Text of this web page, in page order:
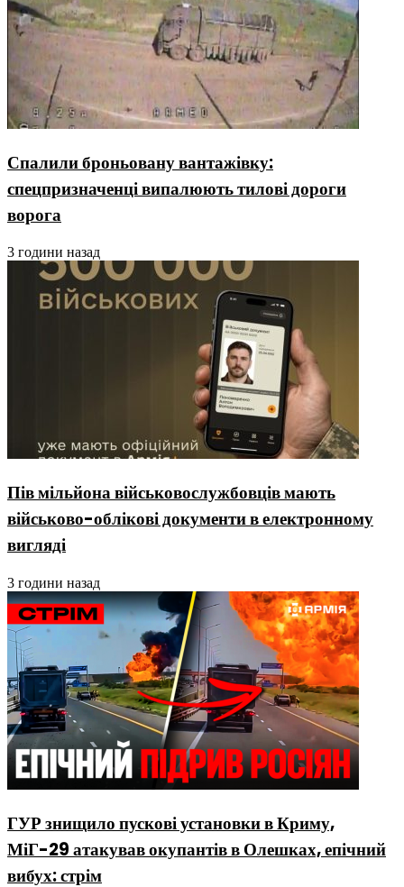
Спалили броньовану вантажівку:
спецпризначенці випалюють тилові дороги
ворога
3 години назад
Пів мільйона військовослужбовців мають
військово-облікові документи в електронному
вигляді
3 години назад
ГУР знищило пускові установки в Криму,
МіГ-29 атакував окупантів в Олешках, епічний
вибух: стрім